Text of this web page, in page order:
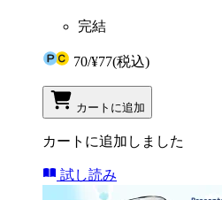
完結
70/¥77(税込)
カートに追加
カートに追加しました
試し読み